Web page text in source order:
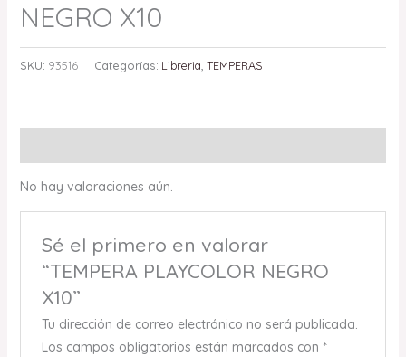
NEGRO X10
SKU: 93516 Categorías: Libreria TEMPERAS
No hay valoraciones aún.
Sé el primero en valorar
“TEMPERA PLAYCOLOR NEGRO
X10”
Tu dirección de correo electrónico no será publicada.
Los campos obligatorios están marcados con *